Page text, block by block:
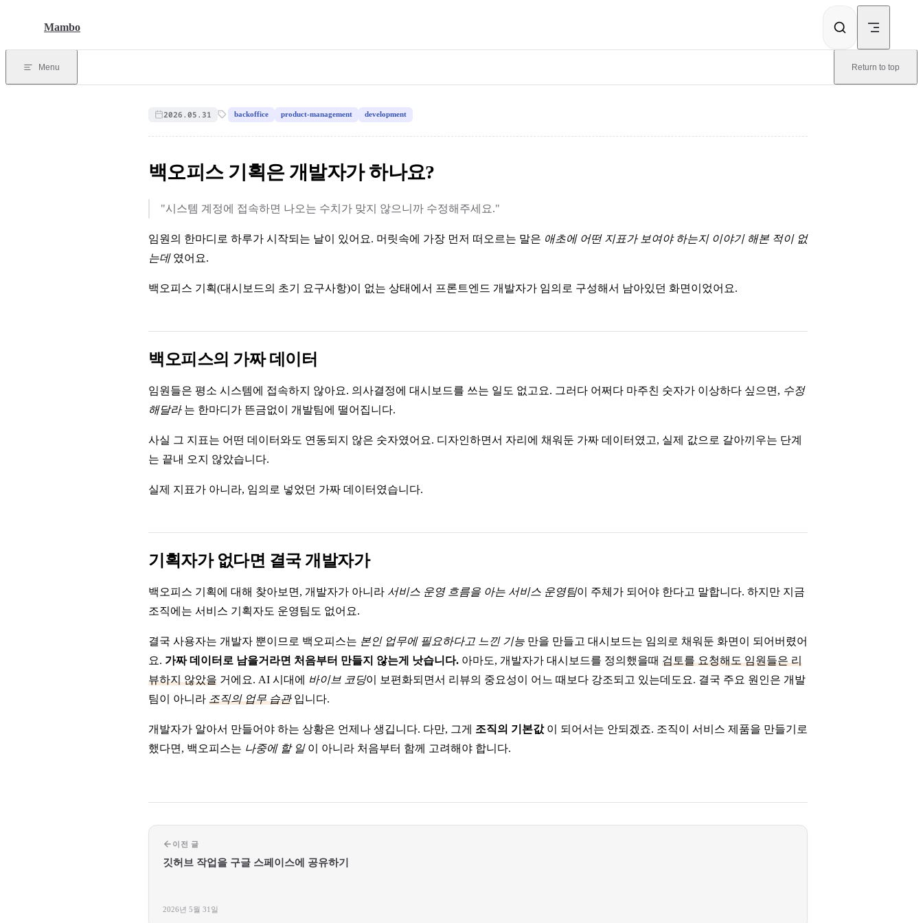
Mambo
Menu Return to top
2026.05.31 backoffice product-management development
백오피스 기획은 개발자가 하나요?
"시스템 계정에 접속하면 나오는 수치가 맞지 않으니까 수정해주세요."
임원의 한마디로 하루가 시작되는 날이 있어요. 머릿속에 가장 먼저 떠오르는 말은 애초에 어떤 지표가 보여야 하는지 이야기 해본 적이 없
는데였어요.
백오피스 기획(대시보드의 초기 요구사항)이 없는 상태에서 프론트엔드 개발자가 임의로 구성해서 남아있던 화면이었어요.
백오피스의 가짜 데이터
임원들은 평소 시스템에 접속하지 않아요. 의사결정에 대시보드를 쓰는 일도 없고요. 그러다 어쩌다 마주친 숫자가 이상하다 싶으면, 수정
해달라는 한마디가 뜬금없이 개발팀에 떨어집니다.
사실 그 지표는 어떤 데이터와도 연동되지 않은 숫자였어요. 디자인하면서 자리에 채워둔 가짜 데이터였고, 실제 값으로 갈아끼우는 단계
는 끝내 오지 않았습니다.
실제 지표가 아니라, 임의로 넣었던 가짜 데이터였습니다.
기획자가 없다면 결국 개발자가
백오피스 기획에 대해 찾아보면, 개발자가 아니라 서비스 운영 흐름을 아는 서비스 운영팀이 주체가 되어야 한다고 말합니다. 하지만 지금
조직에는 서비스 기획자도 운영팀도 없어요.
결국 사용자는 개발자 뿐이므로 백오피스는 본인 업무에 필요하다고 느낀 기능 만을 만들고 대시보드는 임의로 채워둔 화면이 되어버렸어
요. 가짜 데이터로 남을거라면 처음부터 만들지 않는게 낫습니다. 아마도, 개발자가 대시보드를 정의했을때 검토를 요청해도 임원들은 리
뷰하지 않았을 거에요. AI 시대에 바이브 코딩이 보편화되면서 리뷰의 중요성이 어느 때보다 강조되고 있는데도요. 결국 주요 원인은 개발
팀이 아니라 조직의 업무 습관입니다.
개발자가 알아서 만들어야 하는 상황은 언제나 생깁니다. 다만, 그게 조직의 기본값이 되어서는 안되겠죠. 조직이 서비스 제품을 만들기로
했다면, 백오피스는 나중에 할 일이 아니라 처음부터 함께 고려해야 합니다.
이전 글
깃허브 작업을 구글 스페이스에 공유하기
2026년 5월 31일